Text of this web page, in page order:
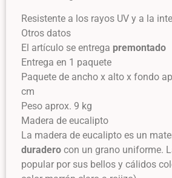
Resistente a los rayos UV y a la
Otros datos
El artículo se entrega premontado
Entrega en 1 paquete
Paquete de ancho x alto x fondo
cm
Peso aprox. 9 kg
Madera de eucalipto
La madera de eucalipto es un
duradero con un grano uniforme.
popular por sus bellos y cálidos